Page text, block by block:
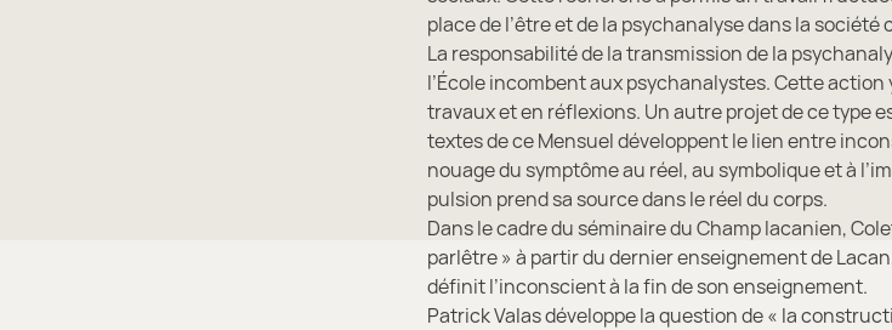
place de l’être et de la psychanalyse dans la
La responsabilité de la transmission de la
l’École incombent aux psychanalystes. Cette
travaux et en réflexions. Un autre projet de ce type
textes de ce Mensuel développent le lien entre
nouage du symptôme au réel, au symbolique et à
pulsion prend sa source dans le réel du corps.
Dans le cadre du séminaire du Champ lacanien,
parlêtre » à partir du dernier enseignement de
définit l’inconscient à la fin de son enseignement.
Patrick Valas développe la question de « la